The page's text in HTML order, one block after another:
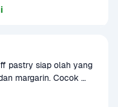
pastry siap olah yang
margarin. Cocok
praktis di rumah.